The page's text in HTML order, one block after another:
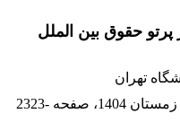
پرتو حقوق بین الملل
تهران
1404 ، صفحه 2323-